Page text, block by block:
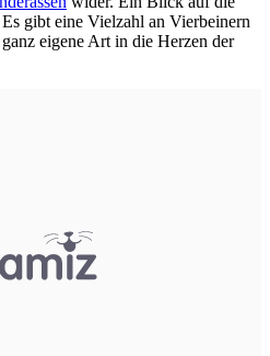
gibt eine Vielzahl an Vierbeinern
eigene Art in die Herzen der